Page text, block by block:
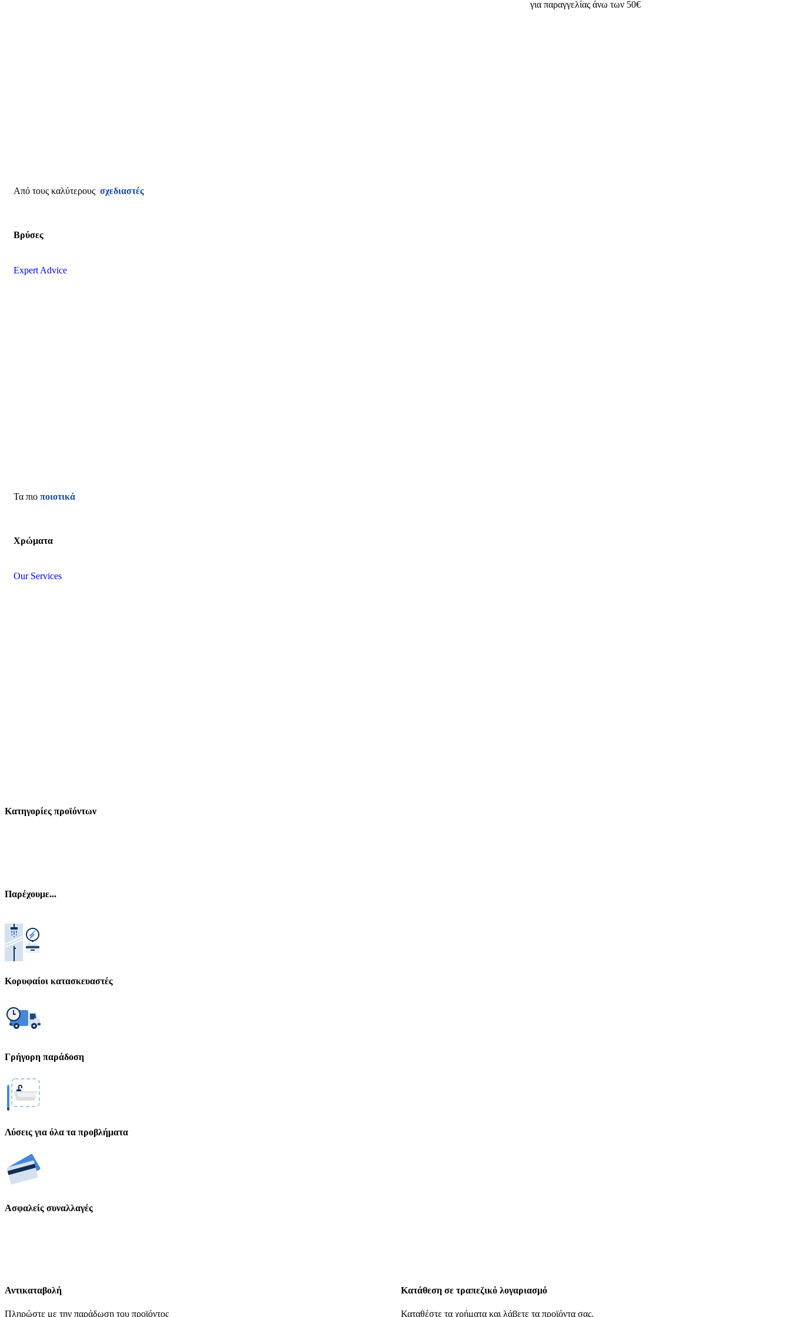
Από τους καλύτερους σχεδιαστές
Βρύσες
Expert Advice
Τα πιο ποιοτικά
Χρώματα
Our Services
για παραγγελίας άνω των 50€
Κατηγορίες προϊόντων
Παρέχουμε...
Κορυφαίοι κατασκευαστές
Γρήγορη παράδοση
Λύσεις για όλα τα προβλήματα
Ασφαλείς συναλλαγές
Αντικαταβολή
Πληρώστε με την παράδωση του προϊόντος
Κατάθεση σε τραπεζικό λογαριασμό
Καταθέστε τα χρήματα και λάβετε τα προϊόντα σας.